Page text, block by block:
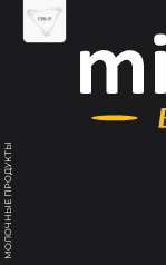
МОЛОЧНЫЕ ПРОДУКТЫ